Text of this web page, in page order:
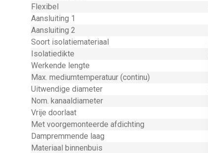
Flexibel
Aansluiting 1
Aansluiting 2
Soort isolatiemateriaal
Isolatiedikte
Werkende lengte
Max. mediumtemperatuur (continu)
Uitwendige diameter
Nom. kanaaldiameter
Vrije doorlaat
Met voorgemonteerde afdichting
Dampremmende laag
Materiaal binnenbuis